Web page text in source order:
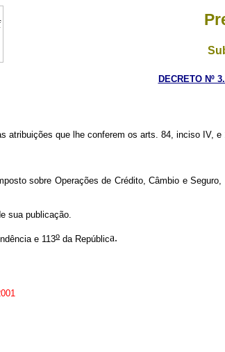
DECRETO Nº
atribuições que lhe conferem os arts. 84, inciso IV, e
sobre Operações de Crédito, Câmbio e
sua publicação.
e 113o da República.